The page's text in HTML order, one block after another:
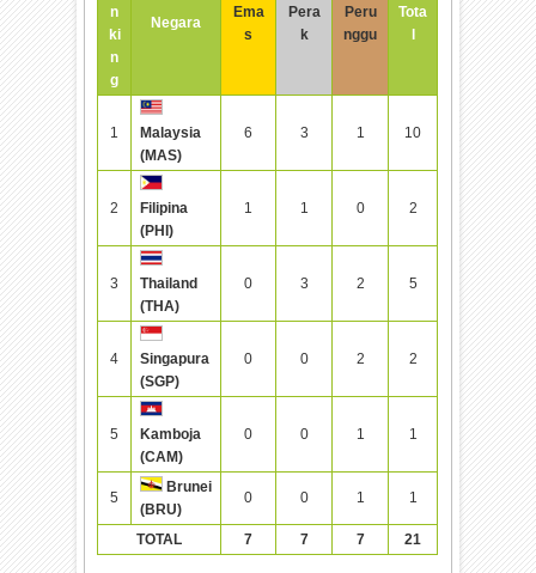
n
ki
n
g
Negara
Ema
s
Pera
k
Peru
nggu
Tota
l
1
Malaysia
(MAS)
6 3 1 10
2
Filipina
(PHI)
1 1 0 2
3
Thailand
(THA)
0 3 2 5
4
Singapura
(SGP)
0 0 2 2
5
Kamboja
(CAM)
0 0 1 1
5
Brunei
(BRU)
0 0 1 1
TOTAL 7 7 7 21